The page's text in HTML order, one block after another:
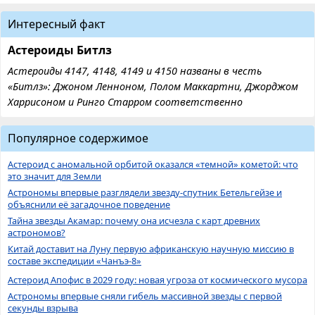
Интересный факт
Астероиды Битлз
Астероиды 4147, 4148, 4149 и 4150 названы в честь
«Битлз»: Джоном Ленноном, Полом Маккартни, Джорджом
Харрисоном и Ринго Старром соответственно
Популярное содержимое
Астероид с аномальной орбитой оказался «темной» кометой: что
это значит для Земли
Астрономы впервые разглядели звезду-спутник Бетельгейзе и
объяснили её загадочное поведение
Тайна звезды Акамар: почему она исчезла с карт древних
астрономов?
Китай доставит на Луну первую африканскую научную миссию в
составе экспедиции «Чанъэ-8»
Астероид Апофис в 2029 году: новая угроза от космического мусора
Астрономы впервые сняли гибель массивной звезды с первой
секунды взрыва